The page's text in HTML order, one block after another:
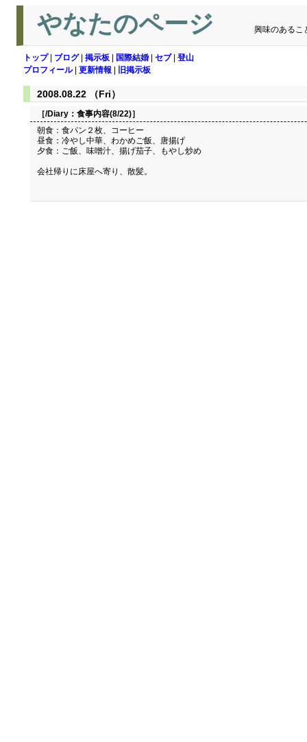
やなたのページ 興味のあるこ
トップ| ブログ| 掲示板 国際結婚 セブ| 登山
プロフィール| 更新情報 旧掲示板
2008.08.22 （Fri）
［/Diary： 食事内容(8/22)］
朝食：食パン２枚、コーヒー
昼食：冷やし中華、わかめご飯、唐揚げ
夕食：ご飯、味噌汁、揚げ茄子、もやし炒め
会社帰りに床屋へ寄り、散髪。